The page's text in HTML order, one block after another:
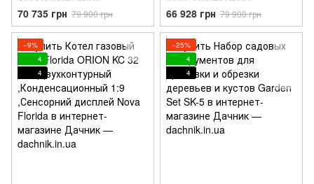
Двухконтурный
,Конденсационный 1:9
,Сенсорний дисплей
70 735 грн 79 900 грн
Двухконтурный
,Конденсационный 1:9
,Сенсорний дисплей
66 928 грн 79 900 грн
−9%
4
4
−25%
4
4